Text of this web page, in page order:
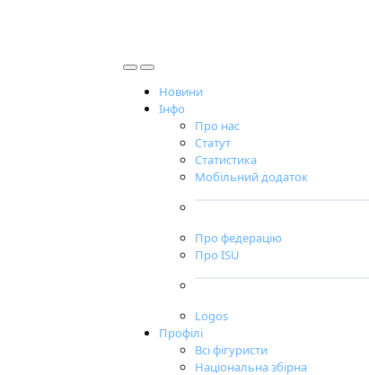
Новини
Інфо
Про нас
Статут
Статистика
Мобільний додаток
Про федерацію
Про ISU
Logos
Профілі
Всі фігуристи
Національна збірна